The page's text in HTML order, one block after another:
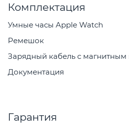
Комплектация
Умные часы Apple Watch
Ремешок
Зарядный кабель с магнитным
Документация
Гарантия